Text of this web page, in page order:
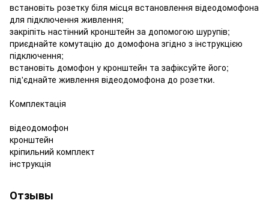
встановіть розетку біля місця встановлення відеодомофона
для підключення живлення;
закріпіть настінний кронштейн за допомогою шурупів;
приєднайте комутацію до домофона згідно з інструкцією
підключення;
встановіть домофон у кронштейн та зафіксуйте його;
під'єднайте живлення відеодомофона до розетки.
Комплектація
відеодомофон
кронштейн
кріпильний комплект
інструкція
Отзывы